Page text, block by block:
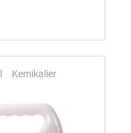
Kemikalier